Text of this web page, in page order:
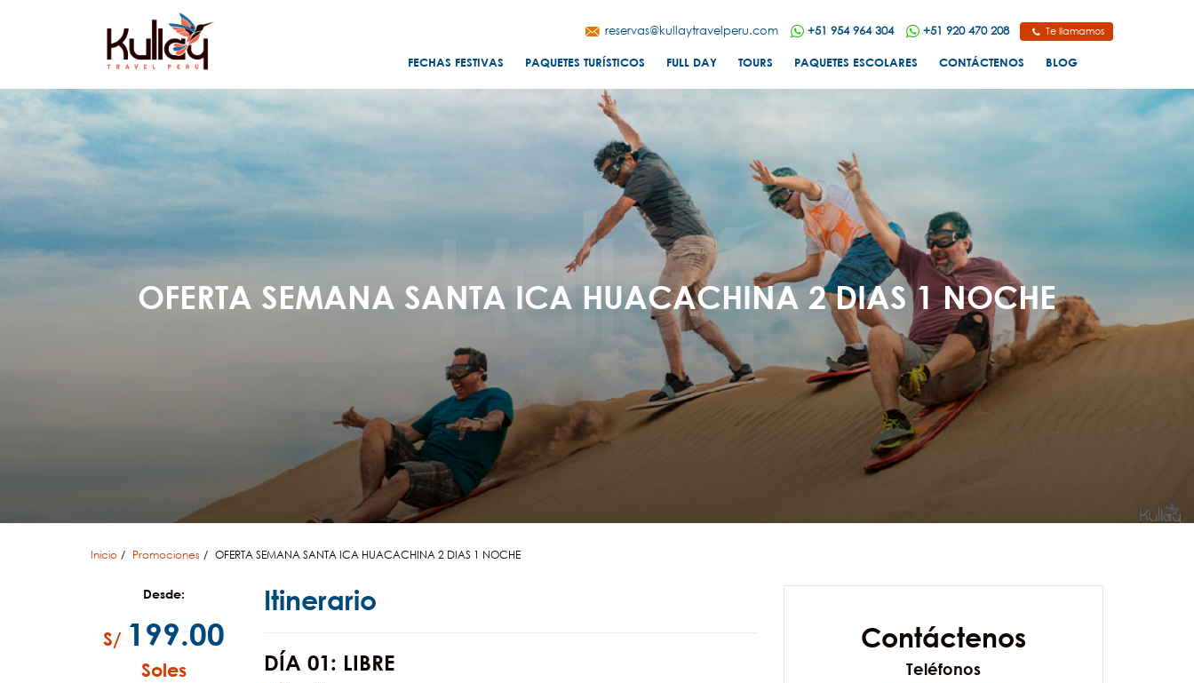
reservas@kullaytravelperu.com +51 954 964 304 +51 920 470 208 Te llamamos
FECHAS FESTIVAS PAQUETES TURÍSTICOS FULL DAY TOURS PAQUETES ESCOLARES CONTÁCTENOS BLOG
OFERTA SEMANA SANTA ICA HUACACHINA 2 DIAS 1 NOCHE
Inicio Promociones OFERTA SEMANA SANTA ICA HUACACHINA 2 DIAS 1 NOCHE
Desde:
S/ 199.00
Soles
Itinerario
DÍA 01: LIBRE
Contáctenos
Teléfonos